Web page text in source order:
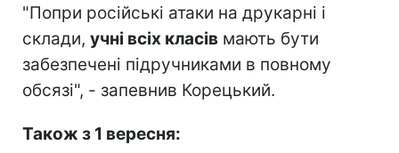
"Попри російські атаки на друкарні і
склади, учні всіх класів мають бути
забезпечені підручниками в повному
обсязі", - запевнив Корецький.
Також з 1 вересня: